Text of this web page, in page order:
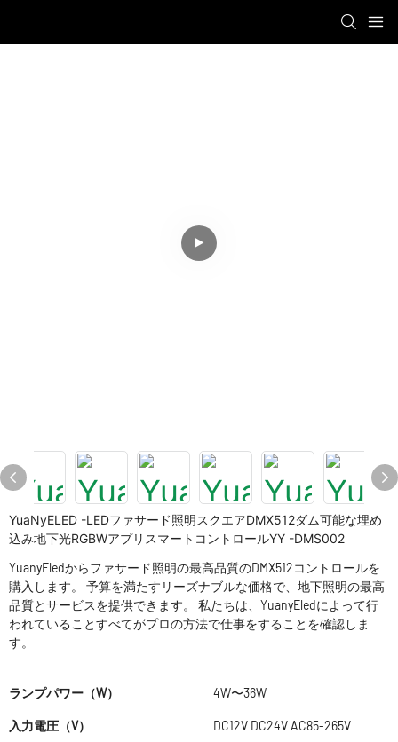
YuaNyELED -LEDファサード照明スクエアDMX512ダム可能な埋め
込み地下光RGBWアプリスマートコントロールYY -DMS002
YuanyEledからファサード照明の最高品質のDMX512コントロールを
購入します。 予算を満たすリーズナブルな価格で、地下照明の最高
品質とサービスを提供できます。 私たちは、YuanyEledによって行
われていることすべてがプロの方法で仕事をすることを確認しま
す。
ランプパワー（W） 4W〜36W
入力電圧（V） DC12V DC24V AC85-265V